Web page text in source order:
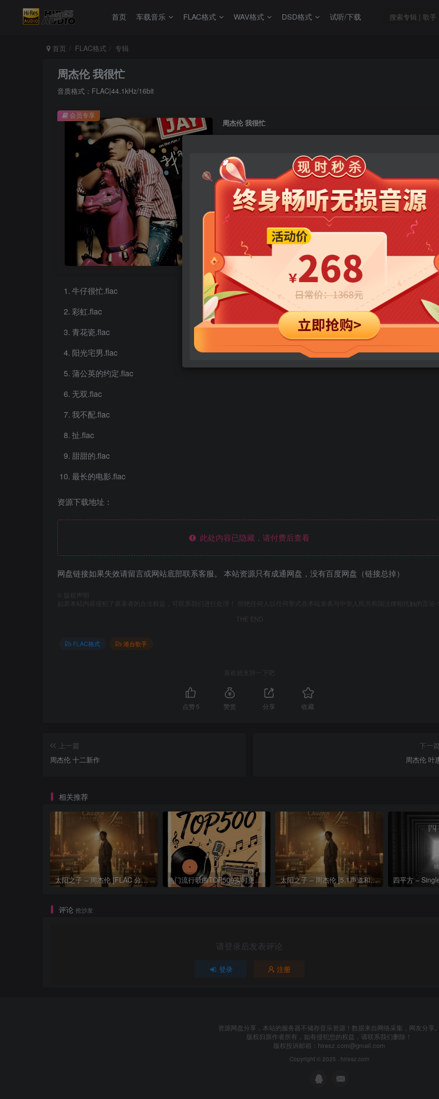
首页 车载音乐 FLAC格式 WAV格式 DSD格式 试听/下载
首页 FLAC格式 专辑
周杰伦 我很忙
音质格式：FLAC|44.1kHz/16bit
周杰伦 我很忙
￥9.9 限时特惠
￥99
年卡会员免费 永久会员 免费
立即购买
您当前未登录！建议登陆后购买，可保存购买订单
会员专享
牛仔很忙.flac
彩虹.flac
青花瓷.flac
阳光宅男.flac
蒲公英的约定.flac
无双.flac
我不配.flac
扯.flac
甜甜的.flac
最长的电影.flac
资源下载地址：
此处内容已隐藏，请付费后查看
网盘链接如果失效请留言或网站底部联系客服。 本站资源只有成通网盘，没有百度网盘（链接总掉）
版权声明
如若本站内容侵犯了原著者的合法权益，可联系我们进行处理！ 拒绝任何人以任何形式在本站发表与中华人民共和国法律相抵触的言论
THE END
FLAC格式 港台歌手
喜欢就支持一下吧
点赞 5 赞赏 分享 收藏
上一篇
周杰伦 十二新作
下一
周杰伦 叶
相关推荐
太阳之子 – 周杰伦 [FLAC 分轨 192Khz 24bit] 热门流行歌曲TOP500实时更新192khz/24bit【母带音质】 太阳之子 – 周杰伦 [5.1声道和192k母带] 四平方 –
评论 抢沙发
请登录后发表评论
登录 注册
资源网盘分享，本站的服务器不储存音乐资源！数据来自网络采集，网友分享
版权归原作者所有，如有侵犯您的权益，请联系我们删除！
版权投诉邮箱： hiresz.com@gmail.com
Copyright © 2025 · hiresz.com